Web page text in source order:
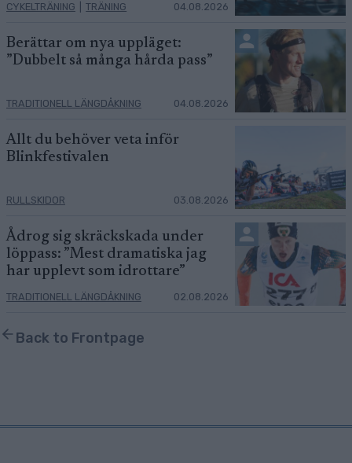
CYKELTRÄNING TRÄNING 04.08.2026
Berättar om nya uppläget:
”Dubbelt så många hårda pass”
TRADITIONELL LÄNGDÅKNING 04.08.2026
Allt du behöver veta inför
Blinkfestivalen
RULLSKIDOR 03.08.2026
Ådrog sig skräckskada under
löppass: ”Mest dramatiska jag
har upplevt som idrottare”
TRADITIONELL LÄNGDÅKNING 02.08.2026
Back to Frontpage